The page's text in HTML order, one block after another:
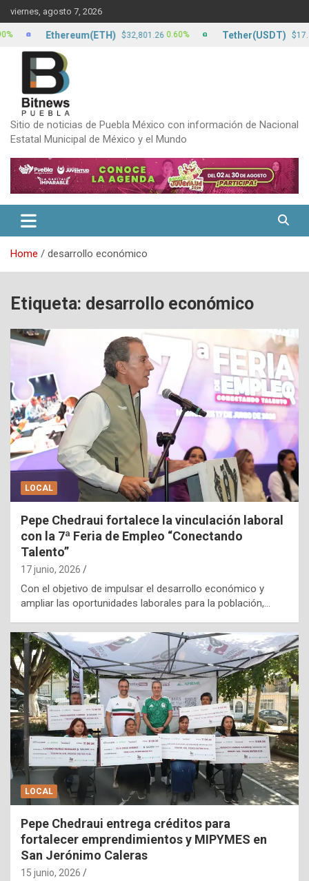
Skip
to
content
viernes, agosto 7, 2026
Sitio de noticias de Puebla México con información de Nacional
Estatal Municipal de México y el Mundo
Home desarrollo económico
Etiqueta: desarrollo económico
LOCAL
Pepe Chedraui fortalece la vinculación laboral
con la 7ª Feria de Empleo “Conectando
Talento”
17 junio, 2026
Con el objetivo de impulsar el desarrollo económico y
ampliar las oportunidades laborales para la población,…
LOCAL
Pepe Chedraui entrega créditos para
fortalecer emprendimientos y MIPYMES en
San Jerónimo Caleras
15 junio, 2026
Ethereum(ETH) $32,801.26 0.60% Tether(USDT) $17.13 0.00%